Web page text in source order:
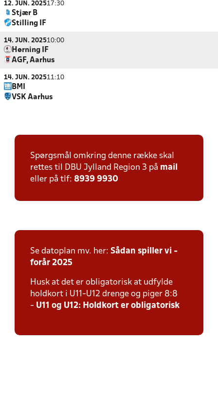
12. JUN. 202517:30
Stjær B
Stilling IF
14. JUN. 202510:00
Hørning IF
AGF, Aarhus
14. JUN. 202511:10
BMI
VSK Aarhus
Spørgsmål omkring denne række skal
rettes til DBU Jylland Region 3 på mail
eller på tlf: 8939 9930
Se datoplan mv. her: Sådan spiller vi -
forår 2025
Husk at det er obligatorisk at udfylde
holdkort i U11-U12 drenge og piger 8:8
- U11 og U12: Holdkort er obligatorisk